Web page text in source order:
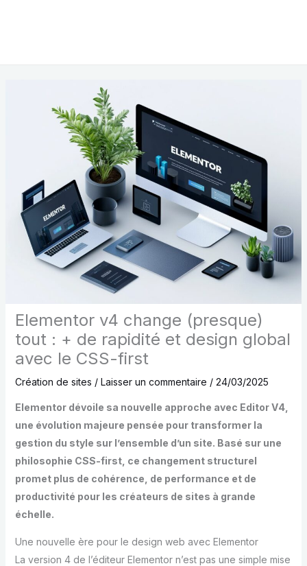
Elementor v4 change (presque)
tout : + de rapidité et design global
avec le CSS-first
Création de sites / Laisser un commentaire / 24/03/2025
Elementor dévoile sa nouvelle approche avec Editor V4,
une évolution majeure pensée pour transformer la
gestion du style sur l’ensemble d’un site. Basé sur une
philosophie CSS-first, ce changement structurel
promet plus de cohérence, de performance et de
productivité pour les créateurs de sites à grande
échelle.
Une nouvelle ère pour le design web avec Elementor
La version 4 de l’éditeur Elementor n’est pas une simple mise